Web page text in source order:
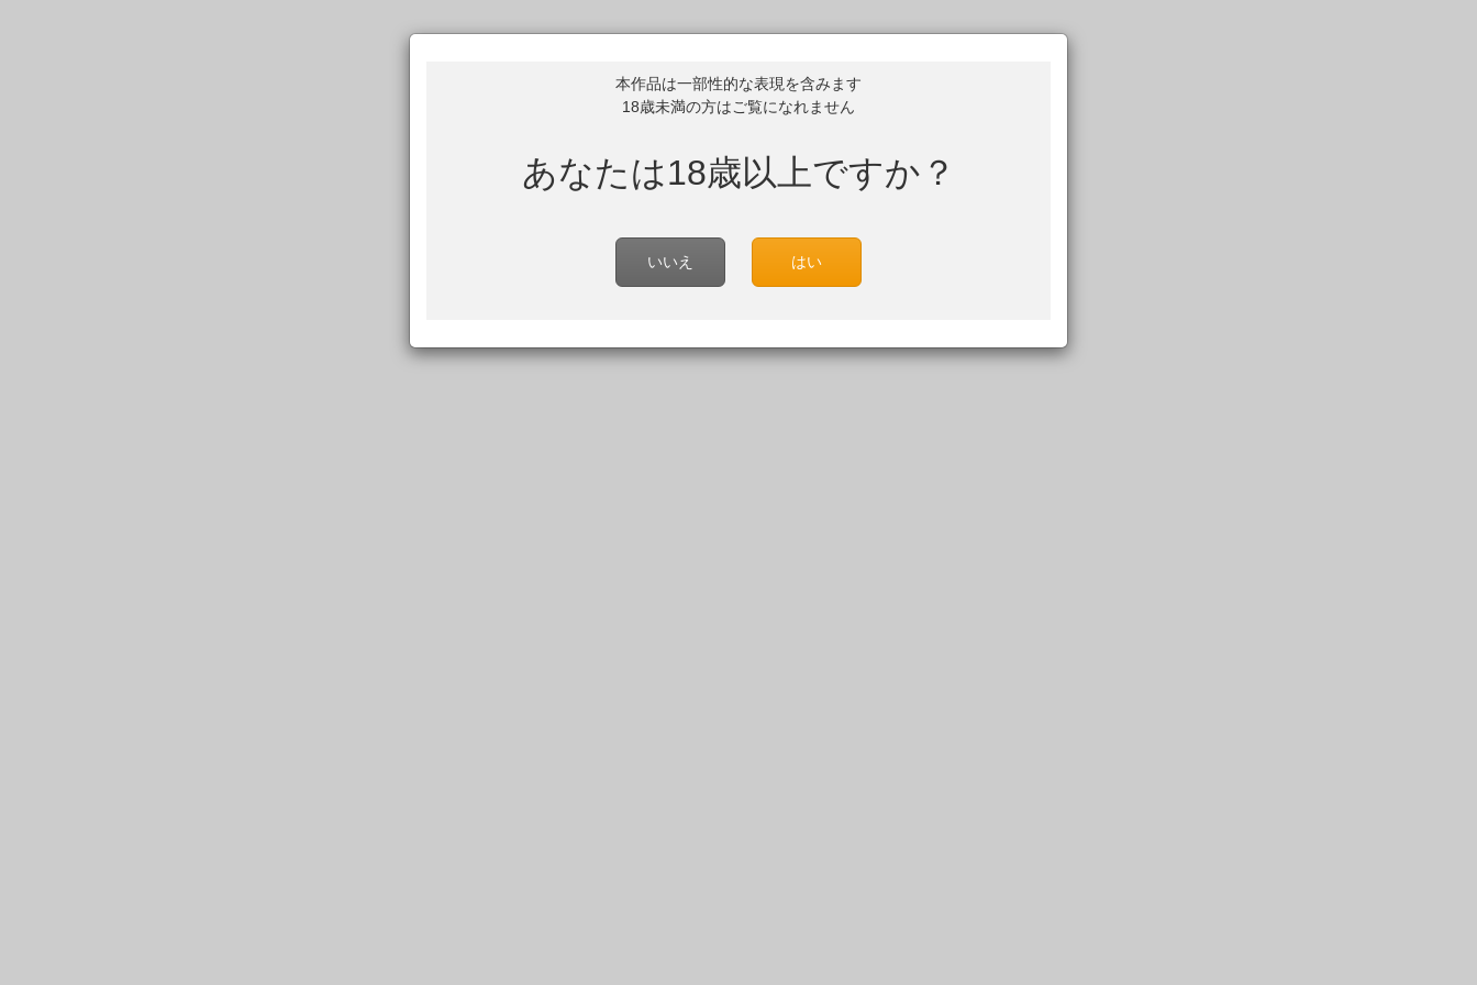
本作品は一部性的な表現を含みます
18歳未満の方はご覧になれません
あなたは18歳以上ですか？
いいえ はい